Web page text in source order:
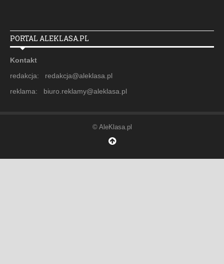
PORTAL ALEKLASA.PL
Kontakt
redakcja: redakcja@aleklasa.pl
reklama: biuro.reklamy@aleklasa.pl
© AleKlasa.pl